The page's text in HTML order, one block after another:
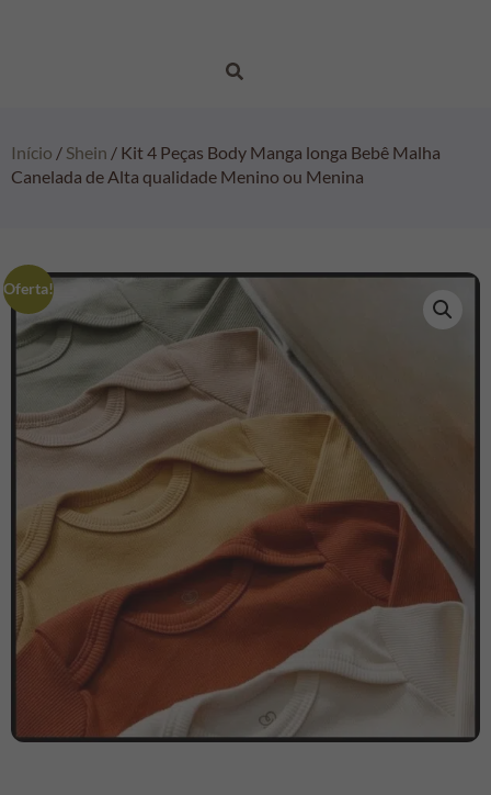
Início / Shein / Kit 4 Peças Body Manga longa Bebê Malha
Canelada de Alta qualidade Menino ou Menina
Oferta!